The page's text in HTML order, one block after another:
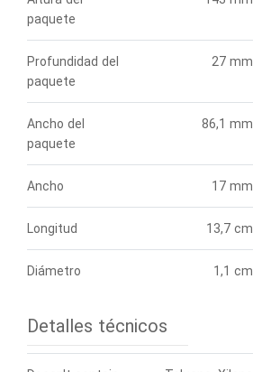
paquete
Profundidad del
paquete
27 mm
Ancho del
paquete
86,1 mm
Ancho 17 mm
Longitud 13,7 cm
Diámetro 1,1 cm
Detalles técnicos